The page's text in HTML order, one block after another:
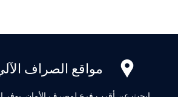
مواقع الصراف